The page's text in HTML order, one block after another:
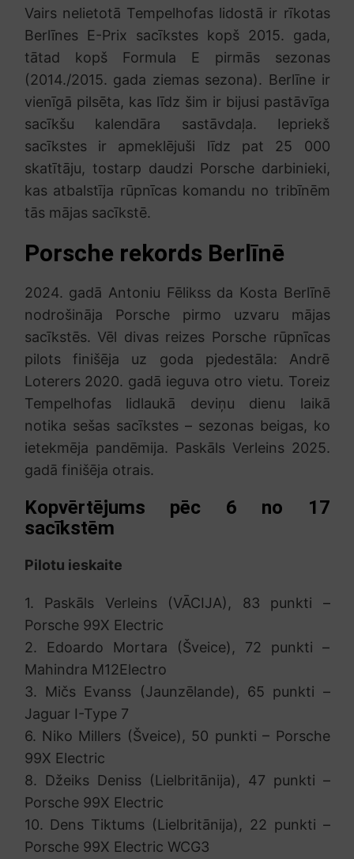
Vairs nelietotā Tempelhofas lidostā ir rīkotas
Berlīnes E-Prix sacīkstes kopš 2015. gada,
tātad kopš Formula E pirmās sezonas
(2014./2015. gada ziemas sezona). Berlīne ir
vienīgā pilsēta, kas līdz šim ir bijusi pastāvīga
sacīkšu kalendāra sastāvdaļa. Iepriekš
sacīkstes ir apmeklējuši līdz pat 25 000
skatītāju, tostarp daudzi Porsche darbinieki,
kas atbalstīja rūpnīcas komandu no tribīnēm
tās mājas sacīkstē.
Porsche rekords Berlīnē
2024. gadā Antoniu Fēlikss da Kosta Berlīnē
nodrošināja Porsche pirmo uzvaru mājas
sacīkstēs. Vēl divas reizes Porsche rūpnīcas
pilots finišēja uz goda pjedestāla: Andrē
Loterers 2020. gadā ieguva otro vietu. Toreiz
Tempelhofas lidlaukā deviņu dienu laikā
notika sešas sacīkstes – sezonas beigas, ko
ietekmēja pandēmija. Paskāls Verleins 2025.
gadā finišēja otrais.
Kopvērtējums pēc 6 no 17
sacīkstēm
Pilotu ieskaite
1. Paskāls Verleins (VĀCIJA), 83 punkti –
Porsche 99X Electric
2. Edoardo Mortara (Šveice), 72 punkti –
Mahindra M12Electro
3. Mičs Evanss (Jaunzēlande), 65 punkti –
Jaguar I-Type 7
6. Niko Millers (Šveice), 50 punkti – Porsche
99X Electric
8. Džeiks Deniss (Lielbritānija), 47 punkti –
Porsche 99X Electric
10. Dens Tiktums (Lielbritānija), 22 punkti –
Porsche 99X Electric WCG3